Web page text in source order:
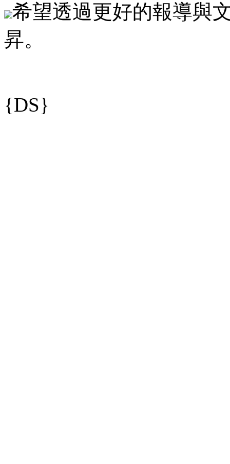
希望透過更好的報導與
昇。
{DS}